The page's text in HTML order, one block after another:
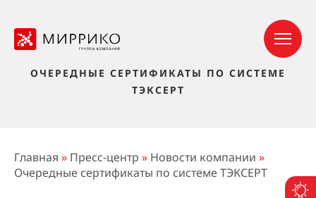
ОЧЕРЕДНЫЕ СЕРТИФИКАТЫ ПО СИСТЕМЕ
ТЭКСЕРТ
Главная » Пресс-центр » Новости компании »
Очередные сертификаты по системе ТЭКСЕРТ